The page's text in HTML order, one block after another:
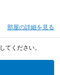
部屋の詳細を見る
てください。